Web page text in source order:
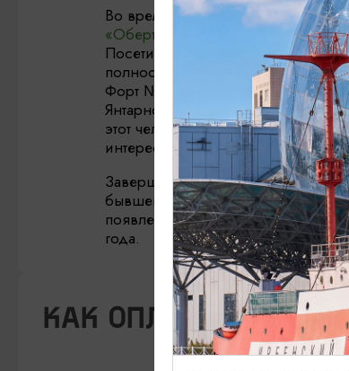
Во время экскурсии вы увидите
«Обертайх»
бастион «Грольман»
Посетите
Форт №1 «Штайн».
полностью звучит имя прусского
Форт №1 «Штайн», совсем
Янтарного края. Здесь вы узнаете
этот человек связан с
интересных фактов.
Завершите поездку посещением
бывшего Кенигсберга –Форт №11
появления, отличительные черты
года.
КАК ОПЛАТИТЬ